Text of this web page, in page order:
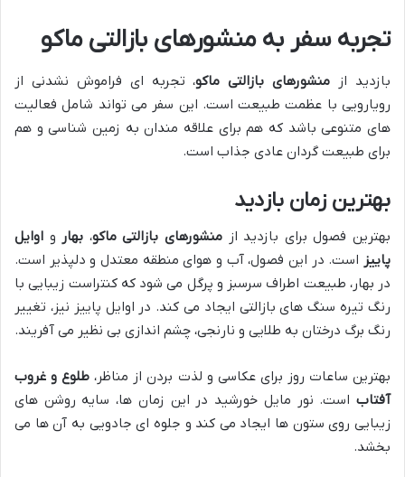
تجربه سفر به منشورهای بازالتی ماکو
بازدید از منشورهای بازالتی ماکو، تجربه ای فراموش نشدنی از
رویارویی با عظمت طبیعت است. این سفر می تواند شامل فعالیت
های متنوعی باشد که هم برای علاقه مندان به زمین شناسی و هم
برای طبیعت گردان عادی جذاب است.
بهترین زمان بازدید
بهترین فصول برای بازدید از منشورهای بازالتی ماکو، بهار و اوایل
پاییز است. در این فصول، آب و هوای منطقه معتدل و دلپذیر است.
در بهار، طبیعت اطراف سرسبز و پرگل می شود که کنتراست زیبایی با
رنگ تیره سنگ های بازالتی ایجاد می کند. در اوایل پاییز نیز، تغییر
رنگ برگ درختان به طلایی و نارنجی، چشم اندازی بی نظیر می آفریند.
بهترین ساعات روز برای عکاسی و لذت بردن از مناظر، طلوع و غروب
آفتاب است. نور مایل خورشید در این زمان ها، سایه روشن های
زیبایی روی ستون ها ایجاد می کند و جلوه ای جادویی به آن ها می
بخشد.